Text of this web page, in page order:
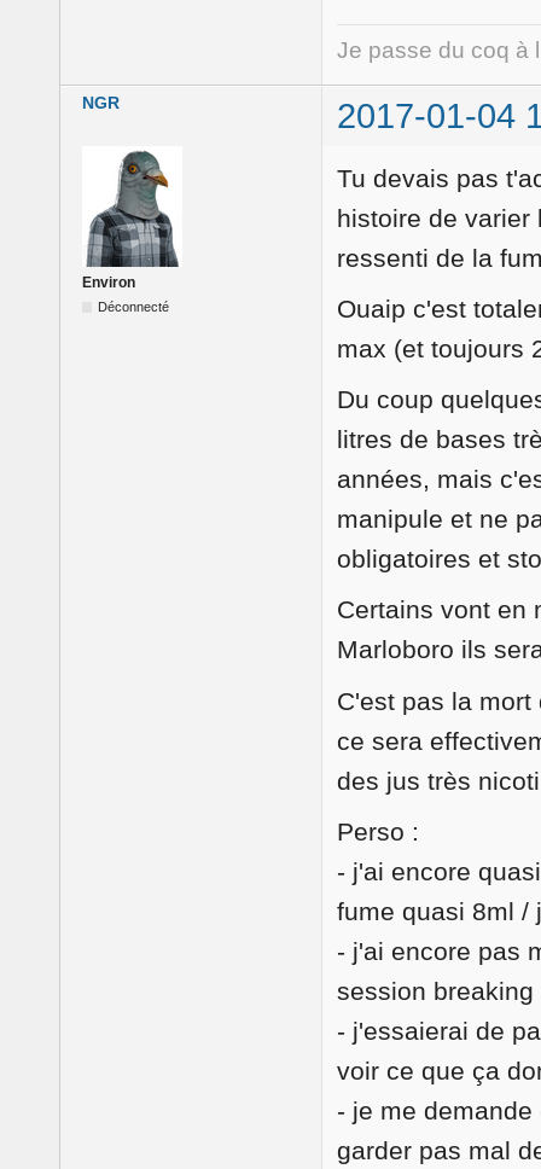
Je passe du coq à
NGR 2017-01-04
Environ
Déconnecté
Tu devais pas
histoire de varier
ressenti de la
Ouaip c'est
max (et toujours
Du coup
litres de bases
années, mais
manipule et ne
obligatoires et
Certains vont en
Marloboro ils
C'est pas la
ce sera
des jus très
Perso :
- j'ai encore
fume quasi 8ml /
- j'ai encore pas
session
- j'essaierai de
voir ce que ça
- je me
garder pas mal